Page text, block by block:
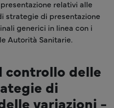
relativi alle
strategie di presentazione
generici in linea con i
Autorità Sanitarie.
controllo delle
di
variazioni -